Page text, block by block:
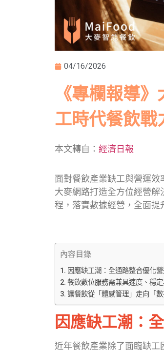
04/16/2026
《專欄報導
工時代餐飲戰
本文轉自： 經濟日報
面對餐飲產業缺工與營運效
大麥網路打造全方位經營解
程，落實數據經營，全面提
內容目錄
因應缺工潮：全通路整合優化
餐飲數位服務需兼具速度、穩
讓餐飲從「體感管理」走向「數
因應缺工潮：
近年餐飲產業除了面臨缺